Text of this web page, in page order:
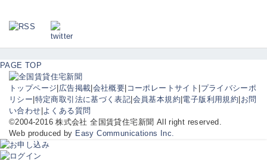
PAGE TOP
トップページ 広告掲載 会社概要 コーポレートサイト プライバシーポ
リシー 特定商取引法に基づく表記 会員基本規約 電子版利用規約 お問
い合わせ よくある質問
©2004-2016 株式会社 全国賃貸住宅新聞 All right reserved.
Web produced by Easy Communications Inc.